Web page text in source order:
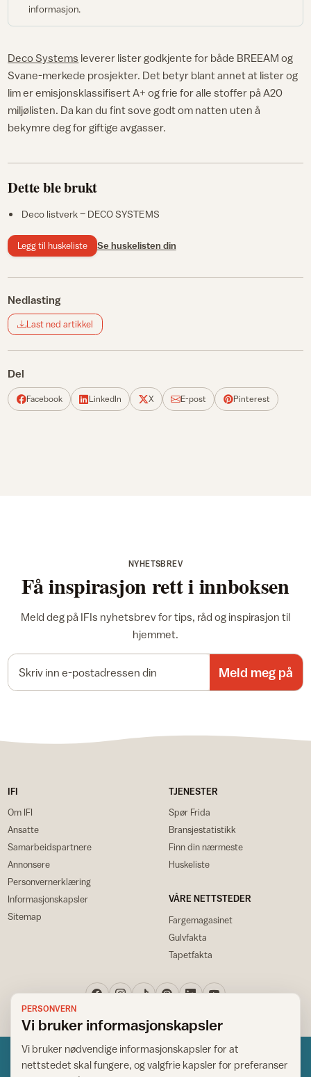
informasjon.
Deco Systems leverer lister godkjente for både BREEAM og
Svane-merkede prosjekter. Det betyr blant annet at lister og
lim er emisjonsklassifisert A+ og frie for alle stoffer på A20
miljølisten. Da kan du fint sove godt om natten uten å
bekymre deg for giftige avgasser.
Dette ble brukt
Deco listverk – DECO SYSTEMS
Legg til huskeliste Se huskelisten din
Nedlasting
Last ned artikkel
Del
Facebook LinkedIn X E-post Pinterest
NYHETSBREV
Få inspirasjon rett i innboksen
Meld deg på IFIs nyhetsbrev for tips, råd og inspirasjon til
hjemmet.
Meld meg på
IFI
Om IFI
Ansatte
Samarbeidspartnere
Annonsere
Personvernerklæring
Informasjonskapsler
Sitemap
TJENESTER
Spør Frida
Bransjestatistikk
Finn din nærmeste
Huskeliste
VÅRE NETTSTEDER
Fargemagasinet
Gulvfakta
Tapetfakta
PERSONVERN
Vi bruker informasjonskapsler
Vi bruker nødvendige informasjonskapsler for at
nettstedet skal fungere, og valgfrie kapsler for preferanser